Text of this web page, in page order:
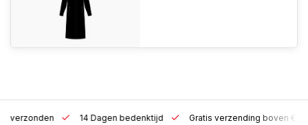
h verzonden 14 Dagen bedenktijd Gratis verzending boven